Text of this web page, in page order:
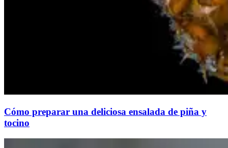
Cómo preparar una deliciosa ensalada de piña y
tocino